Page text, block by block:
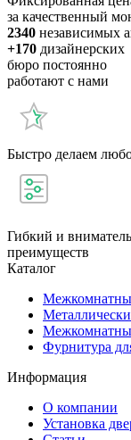
за качественный
2340 независимых
+170 дизайнерских
бюро постоянно
работают с нами
Быстро делаем
Гибкий и
преимуществ
Каталог
Фурнитура
Информация
О компании
Установка